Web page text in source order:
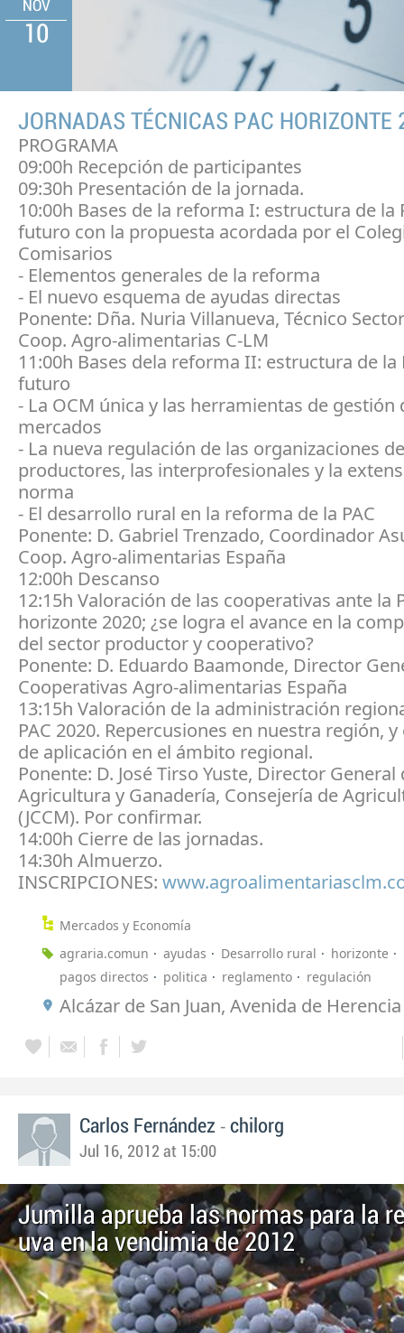
NOV
10
JORNADAS TÉCNICAS PAC HORIZONTE
PROGRAMA
09:00h Recepción de participantes
09:30h Presentación de la jornada.
10:00h Bases de la reforma I: estructura de la
futuro con la propuesta acordada por el
Comisarios
- Elementos generales de la reforma
- El nuevo esquema de ayudas directas
Ponente: Dña. Nuria Villanueva, Técnico
Coop. Agro-alimentarias C-LM
11:00h Bases dela reforma II: estructura de la
futuro
- La OCM única y las herramientas de gestión
mercados
- La nueva regulación de las organizaciones de
productores, las interprofesionales y la
norma
- El desarrollo rural en la reforma de la PAC
Ponente: D. Gabriel Trenzado, Coordinador
Coop. Agro-alimentarias España
12:00h Descanso
12:15h Valoración de las cooperativas ante la
horizonte 2020; ¿se logra el avance en la
del sector productor y cooperativo?
Ponente: D. Eduardo Baamonde, Director
Cooperativas Agro-alimentarias España
13:15h Valoración de la administración
PAC 2020. Repercusiones en nuestra región,
de aplicación en el ámbito regional.
Ponente: D. José Tirso Yuste, Director General
Agricultura y Ganadería, Consejería de
(JCCM). Por confirmar.
14:00h Cierre de las jornadas.
14:30h Almuerzo.
INSCRIPCIONES:
Mercados y Economía
agraria.comun
ayudas Desarrollo rural
horizonte
pagos directos
politica reglamento regulación
Alcázar de San Juan, Avenida de
Carlos Fernández - chilorg
Jul 16, 2012 at 15:00
Jumilla aprueba las normas para la
uva en la vendimia de 2012